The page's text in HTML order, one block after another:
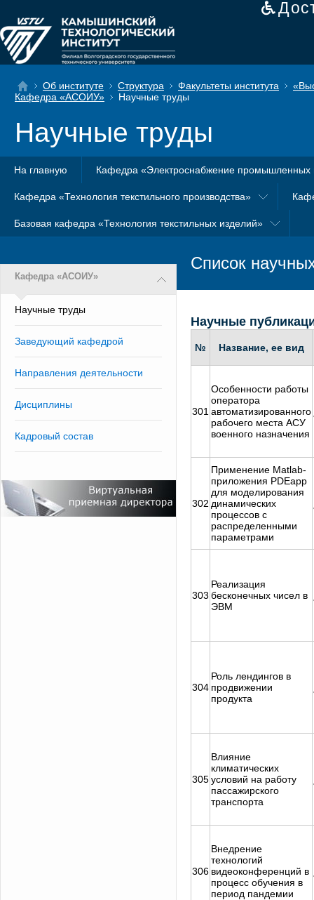
Об институте Структура Факультеты института
Кафедра «АСОИУ»
Научные труды
Научные труды
На главную Кафедра «Электроснабжение промышленных
Кафедра «Технология текстильного производства»
Базовая кафедра «Технология текстильных изделий»
Кафедра «АСОИУ»
Научные труды
Заведующий кафедрой
Направления деятельности
Дисциплины
Кадровый состав
Список
Научные
№ Название, ее вид
301
Особенности работы
оператора
автоматизированного
рабочего места АСУ
военного назначения
302
Применение Matlab-
приложения PDEapp
для моделирования
динамических
процессов с
распределенными
параметрами
303
Реализация
бесконечных чисел в
ЭВМ
304
Роль лендингов в
продвижении
продукта
305
Влияние
климатических
условий на работу
пассажирского
транспорта
306
Внедрение
технологий
видеоконференций в
процесс обучения в
период пандемии